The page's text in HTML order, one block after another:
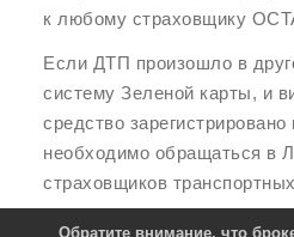
к любому страховщику
Если ДТП произошло в
систему Зеленой карты, и
средство зарегистрировано
необходимо обращаться в
страховщиков
Обратите внимание, что